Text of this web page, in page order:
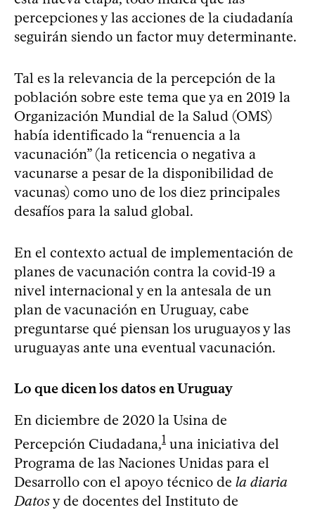
percepciones y las acciones de la ciudadanía
seguirán siendo un factor muy determinante.
Tal es la relevancia de la percepción de la
población sobre este tema que ya en 2019 la
Organización Mundial de la Salud (OMS)
había identificado la “renuencia a la
vacunación” (la reticencia o negativa a
vacunarse a pesar de la disponibilidad de
vacunas) como uno de los diez principales
desafíos para la salud global.
En el contexto actual de implementación de
planes de vacunación contra la covid-19 a
nivel internacional y en la antesala de un
plan de vacunación en Uruguay, cabe
preguntarse qué piensan los uruguayos y las
uruguayas ante una eventual vacunación.
Lo que dicen los datos en Uruguay
En diciembre de 2020 la Usina de
Percepción Ciudadana,1 una iniciativa del
Programa de las Naciones Unidas para el
Desarrollo con el apoyo técnico de la diaria
Datosy de docentes del Instituto de